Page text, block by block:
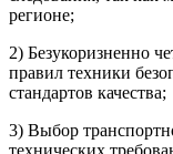
регионе;
2) Безукоризненно
правил техники
стандартов качества;
3) Выбор
технических